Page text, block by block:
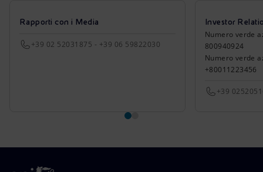
Rapporti con i Media
+39 02 52031875 - +39 06 59822030
Investor
Numero verde
800940924
Numero verde
+80011223456
+39